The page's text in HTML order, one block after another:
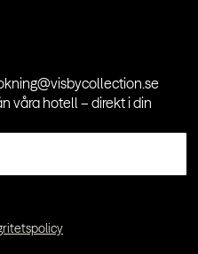
våra hotell – direkt i din